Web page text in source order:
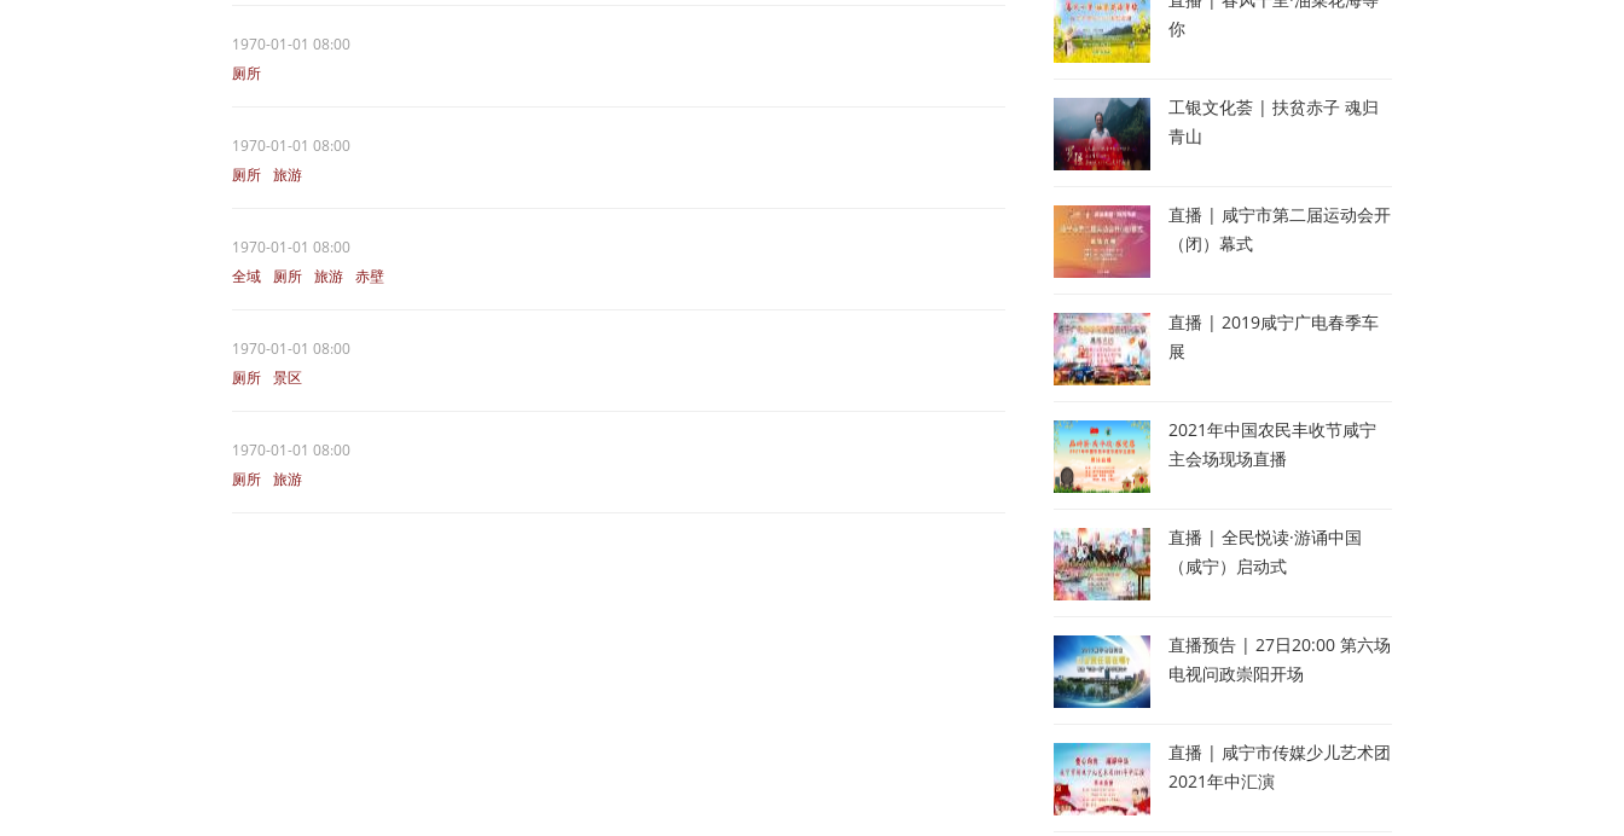
1970-01-01 08:00
厕所
1970-01-01 08:00
厕所 旅游
1970-01-01 08:00
全域
厕所 旅游 赤壁
1970-01-01 08:00
厕所 景区
1970-01-01 08:00
厕所 旅游
你
工银文化荟 | 扶贫赤子 魂归
青山
直播 | 咸宁市第二届运动会开
（闭）幕式
直播 | 2019咸宁广电春季车
展
2021年中国农民丰收节咸宁
主会场现场直播
直播 | 全民悦读·游诵中国
（咸宁）启动式
直播预告 | 27日20:00 第六场
电视问政崇阳开场
直播 | 咸宁市传媒少儿艺术团
2021年中汇演